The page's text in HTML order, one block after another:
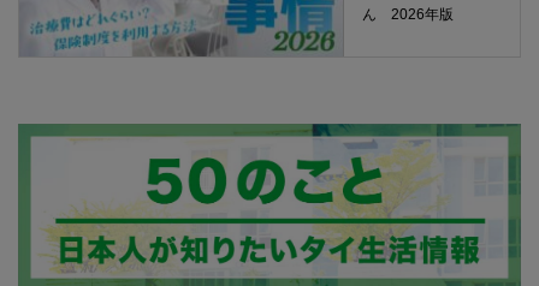
ん 2026年版